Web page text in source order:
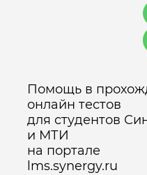
Помощь в
онлайн тестов
для студентов
и МТИ
на портале
lms.synergy.ru